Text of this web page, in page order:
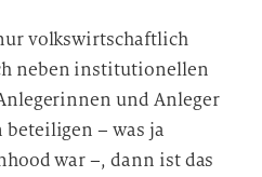
volkswirtschaftlich
neben institutionellen
und Anleger
– was ja
war –, dann ist das